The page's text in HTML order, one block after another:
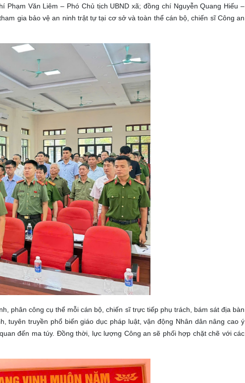
Văn Liêm – Phó Chủ tịch UBND xã; đồng chí Nguyễn Quang Hiếu –
gia bảo vệ an ninh trật tự tại cơ sở và toàn thể cán bộ, chiến sĩ Công an
phân công cụ thể mỗi cán bộ, chiến sĩ trực tiếp phụ trách, bám sát địa bàn
tuyên truyền phổ biến giáo dục pháp luật, vận động Nhân dân nâng cao ý
đến ma túy. Đồng thời, lực lượng Công an sẽ phối hợp chặt chẽ với các